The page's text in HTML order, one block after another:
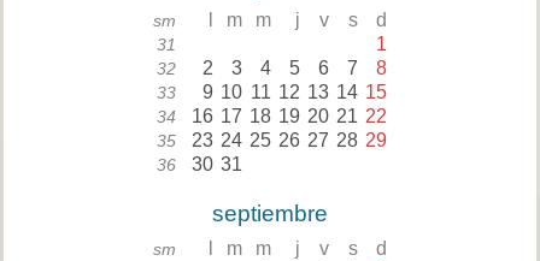
sm m m j v s d
31 1
32 2 3 4 5 6 7 8
33 9 10 11 12 13 14 15
34 16 17 18 19 20 21 22
35 23 24 25 26 27 28 29
36 30 31
septiembre
sm m m j v s d